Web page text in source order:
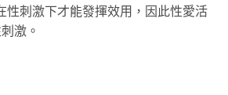
性刺激下才能發揮效用，因此性愛活
激。